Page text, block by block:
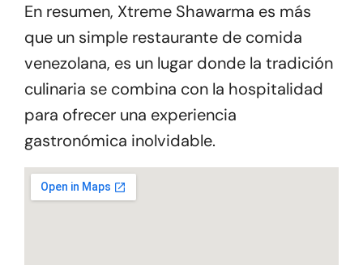
En resumen, Xtreme Shawarma es más
que un simple restaurante de comida
venezolana, es un lugar donde la tradición
culinaria se combina con la hospitalidad
para ofrecer una experiencia
gastronómica inolvidable.